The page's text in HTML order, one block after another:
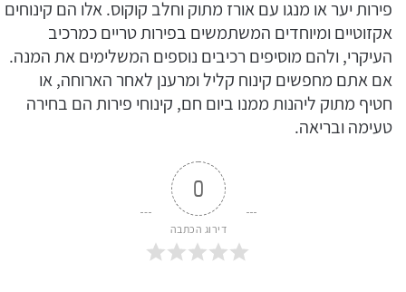
פירות יער או מנגו עם אורז מתוק וחלב קוקוס. אלו הם קינוחים
אקזוטיים ומיוחדים המשתמשים בפירות טריים כמרכיב
העיקרי, ולהם מוסיפים רכיבים נוספים המשלימים את המנה.
אם אתם מחפשים קינוח קליל ומרענן לאחר הארוחה, או
חטיף מתוק ליהנות ממנו ביום חם, קינוחי פירות הם בחירה
טעימה ובריאה.
0
דירוג הכתבה